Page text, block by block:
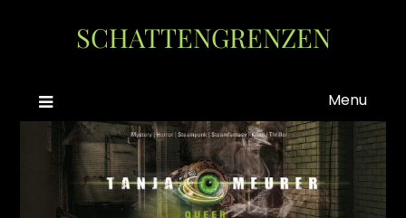
SCHATTENGRENZEN
Menu